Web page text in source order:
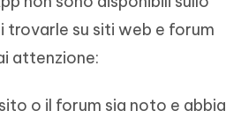
trovarle su siti web e forum
attenzione:
o il forum sia noto e abbia